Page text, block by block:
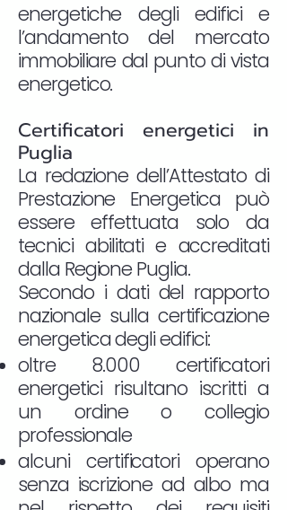
energetiche degli edifici e
l’andamento del mercato
immobiliare dal punto di vista
energetico.
Certificatori energetici in
Puglia
La redazione dell’Attestato di
Prestazione Energetica può
essere effettuata solo da
tecnici abilitati e accreditati
dalla Regione Puglia.
Secondo i dati del rapporto
nazionale sulla certificazione
energetica degli edifici:
oltre 8.000 certificatori
energetici risultano iscritti a
un ordine o collegio
professionale
alcuni certificatori operano
senza iscrizione ad albo ma